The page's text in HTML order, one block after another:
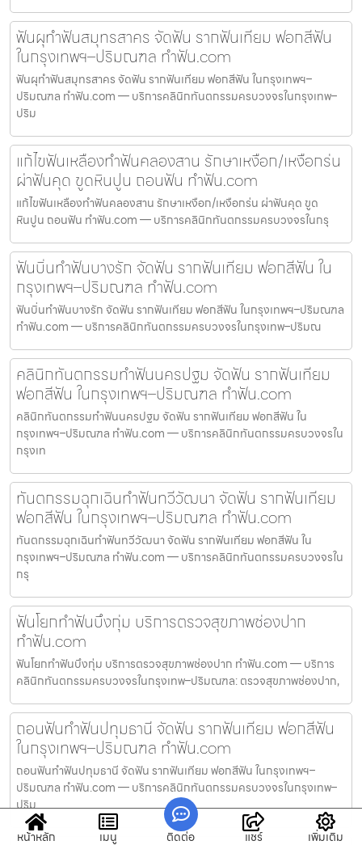
ฟันผุทำฟันสมุทรสาคร จัดฟัน รากฟันเทียม ฟอกสีฟัน
ในกรุงเทพฯ–ปริมณฑล ทำฟัน.com
ฟันผุทำฟันสมุทรสาคร จัดฟัน รากฟันเทียม ฟอกสีฟัน ในกรุงเทพฯ–
ปริมณฑล ทำฟัน.com — บริการคลินิกทันตกรรมครบวงจรในกรุงเทพ–
ปริม
แก้ไขฟันเหลืองทำฟันคลองสาน รักษาเหงือก/เหงือกร่น
ผ่าฟันคุด ขูดหินปูน ถอนฟัน ทำฟัน.com
แก้ไขฟันเหลืองทำฟันคลองสาน รักษาเหงือก/เหงือกร่น ผ่าฟันคุด ขูด
หินปูน ถอนฟัน ทำฟัน.com — บริการคลินิกทันตกรรมครบวงจรในกรุ
ฟันบิ่นทำฟันบางรัก จัดฟัน รากฟันเทียม ฟอกสีฟัน ใน
กรุงเทพฯ–ปริมณฑล ทำฟัน.com
ฟันบิ่นทำฟันบางรัก จัดฟัน รากฟันเทียม ฟอกสีฟัน ในกรุงเทพฯ–ปริมณฑล
ทำฟัน.com — บริการคลินิกทันตกรรมครบวงจรในกรุงเทพ–ปริมณ
คลินิกทันตกรรมทำฟันนครปฐม จัดฟัน รากฟันเทียม
ฟอกสีฟัน ในกรุงเทพฯ–ปริมณฑล ทำฟัน.com
คลินิกทันตกรรมทำฟันนครปฐม จัดฟัน รากฟันเทียม ฟอกสีฟัน ใน
กรุงเทพฯ–ปริมณฑล ทำฟัน.com — บริการคลินิกทันตกรรมครบวงจรใน
กรุงเท
ทันตกรรมฉุกเฉินทำฟันทวีวัฒนา จัดฟัน รากฟันเทียม
ฟอกสีฟัน ในกรุงเทพฯ–ปริมณฑล ทำฟัน.com
ทันตกรรมฉุกเฉินทำฟันทวีวัฒนา จัดฟัน รากฟันเทียม ฟอกสีฟัน ใน
กรุงเทพฯ–ปริมณฑล ทำฟัน.com — บริการคลินิกทันตกรรมครบวงจรใน
กรุ
ฟันโยกทำฟันบึงกุ่ม บริการตรวจสุขภาพช่องปาก
ทำฟัน.com
ฟันโยกทำฟันบึงกุ่ม บริการตรวจสุขภาพช่องปาก ทำฟัน.com — บริการ
คลินิกทันตกรรมครบวงจรในกรุงเทพ–ปริมณฑล: ตรวจสุขภาพช่องปาก,
ถอนฟันทำฟันปทุมธานี จัดฟัน รากฟันเทียม ฟอกสีฟัน
ในกรุงเทพฯ–ปริมณฑล ทำฟัน.com
ถอนฟันทำฟันปทุมธานี จัดฟัน รากฟันเทียม ฟอกสีฟัน ในกรุงเทพฯ–
ปริมณฑล ทำฟัน.com — บริการคลินิกทันตกรรมครบวงจรในกรุงเทพ–
ปริม
หน้าหลัก เมนู ติดต่อ แชร์ เพิ่มเติม